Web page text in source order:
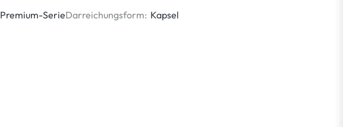
Premium-SerieDarreichungsform: Kapsel